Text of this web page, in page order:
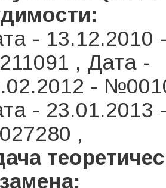
- 13.12.2010
, Дата -
-
- 23.01.2013
,